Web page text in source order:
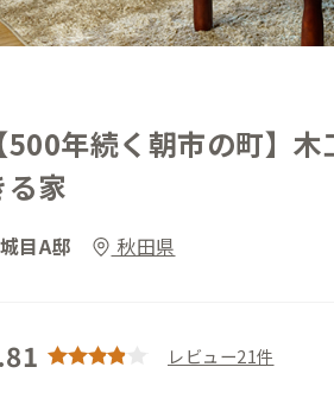
【500年続く朝市の町】
る家
目A邸 秋田県
レビュー21件